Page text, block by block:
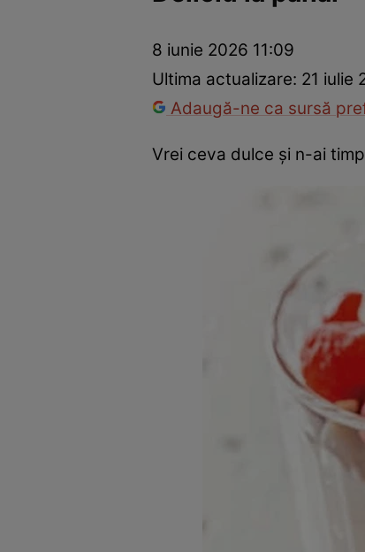
Mâncăruri rapideRețete cu
8 iunie 2026 11:09
Ultima actualizare: 21 iulie
Adaugă-ne ca sursă
Vrei ceva dulce şi n-ai